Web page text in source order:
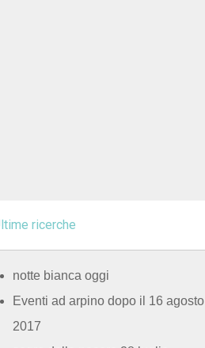
ricerche
notte bianca oggi
Eventi ad arpino dopo il 16 agosto
2017